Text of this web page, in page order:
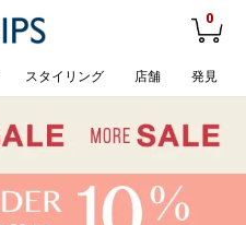
0
スタイリング 店舗 発見